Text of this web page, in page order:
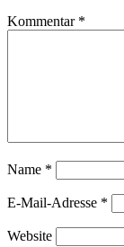
Kommentar *
Name *
E-Mail-Adresse *
Website